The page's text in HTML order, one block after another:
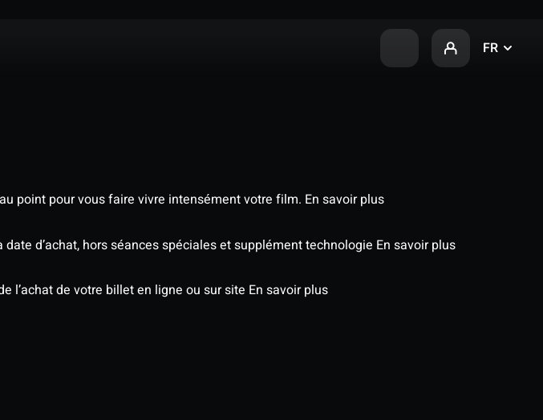
FR
point pour vous faire vivre intensément votre film. En savoir plus
d’achat, hors séances spéciales et supplément technologie En savoir plus
l’achat de votre billet en ligne ou sur site En savoir plus